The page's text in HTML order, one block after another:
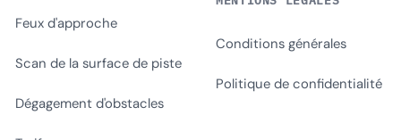
Feux d'approche
Scan de la surface de piste
Dégagement d'obstacles
Conditions générales
Politique de confidentialité